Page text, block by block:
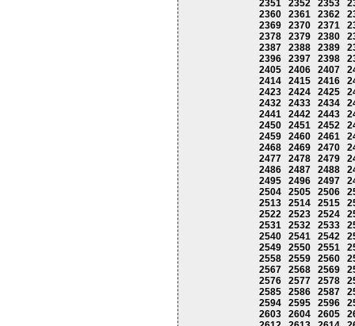
2351
2352 2353
2360
2361 2362
2369
2370 2371
2378
2379 2380
2387
2388 2389
2396
2397 2398
2405
2406 2407
2414
2415 2416
2423
2424 2425
2432
2433 2434
2441
2442 2443
2450
2451 2452
2459
2460 2461
2468
2469 2470
2477
2478 2479
2486
2487 2488
2495
2496 2497
2504
2505 2506
2513
2514 2515
2522
2523 2524
2531
2532 2533
2540
2541 2542
2549
2550 2551
2558
2559 2560
2567
2568 2569
2576
2577 2578
2585
2586 2587
2594
2595 2596
2603
2604 2605